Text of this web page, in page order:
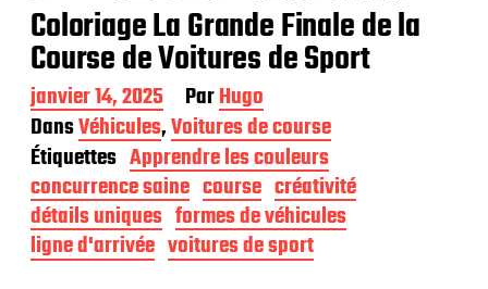
Coloriage La Grande Finale de la
Course de Voitures de Sport
D
a
t
e
d
e
p
u
b
janvier 14, 2025 ParHugo
DansVéhicules,Voitures de course
Étiquettes Apprendre les couleurs
concurrence saine course créativité
détails uniques formes de véhicules
ligne d'arrivée voitures de sport